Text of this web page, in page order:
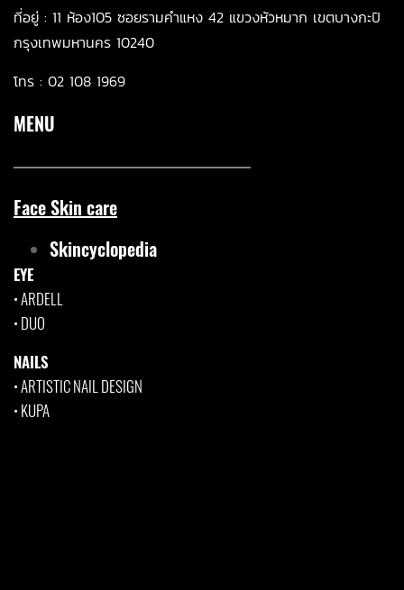
ที่อยู่ : 11 ห้อง105 ซอยรามคำแหง 42 แขวงหัวหมาก เขตบางกะปิ
กรุงเทพมหานคร 10240
โทร : 02 108 1969
MENU
Face Skin care
Skincyclopedia
EYE
•ARDELL
• DUO
NAILS
•ARTISTIC NAIL DESIGN
• KUPA